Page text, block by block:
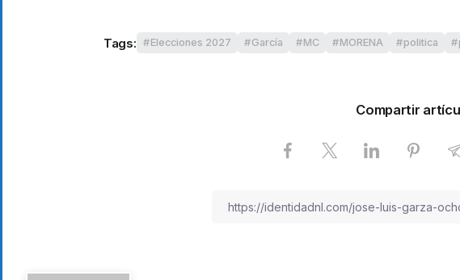
Tags: Elecciones 2027 García MC MORENA politica
Compartir